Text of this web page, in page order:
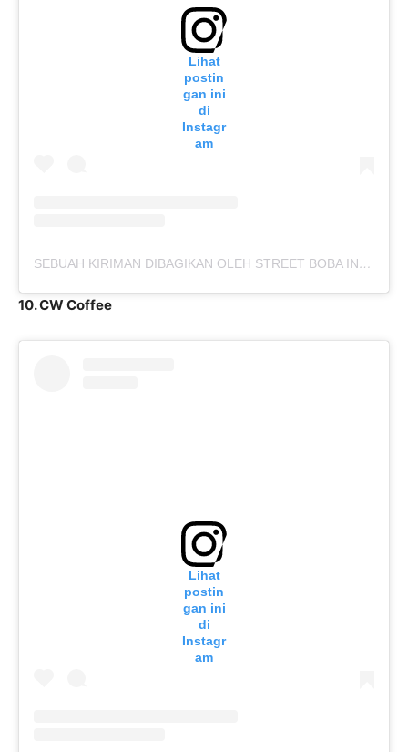
Lihat
postin
gan ini
di
Instagr
am
SEBUAH KIRIMAN DIBAGIKAN OLEH STREET BOBA INDONESIA (@STREETBOBA)
10. CW Coffee
Lihat
postin
gan ini
di
Instagr
am